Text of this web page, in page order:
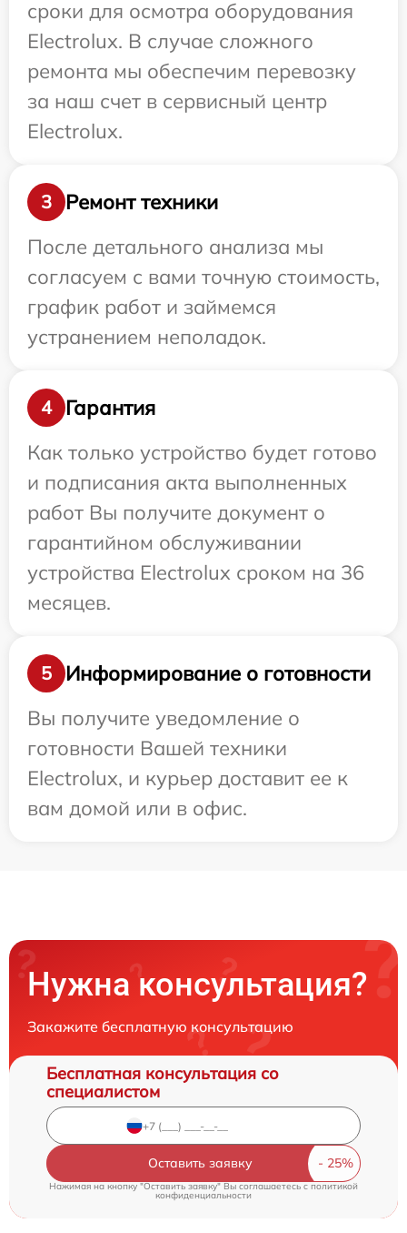
сроки для осмотра оборудования
Electrolux. В случае сложного
ремонта мы обеспечим перевозку
за наш счет в сервисный центр
Electrolux.
3
Ремонт техники
После детального анализа мы
согласуем с вами точную стоимость,
график работ и займемся
устранением неполадок.
4
Гарантия
Как только устройство будет готово
и подписания акта выполненных
работ Вы получите документ о
гарантийном обслуживании
устройства Electrolux сроком на 36
месяцев.
5
Информирование о готовности
Вы получите уведомление о
готовности Вашей техники
Electrolux, и курьер доставит ее к
вам домой или в офис.
Нужна консультация?
Закажите бесплатную консультацию
Бесплатная консультация со
специалистом
Оставить заявку
Нажимая на кнопку "Оставить заявку" Вы соглашаетесь c политикой
конфиденциальности